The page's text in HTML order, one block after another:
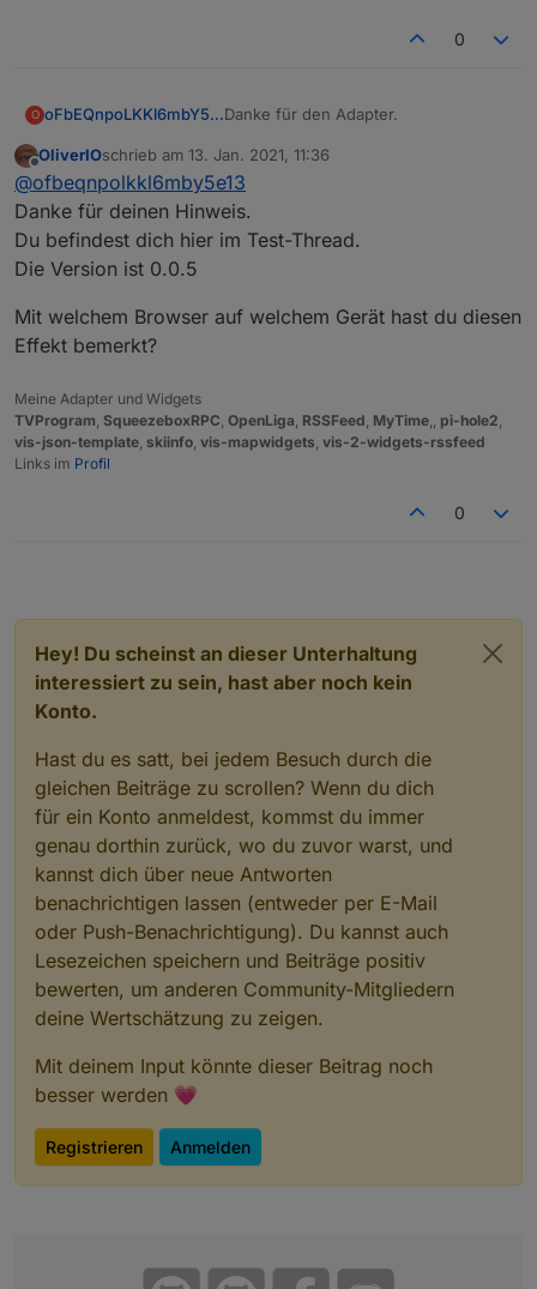
0
O oFbEQnpoLKKl6mbY5e13Danke für den Adapter.
Warum ist alles transparent? Die
Schrift läuft zum Beispiel unter den
Senderlogos durch.
Offline
OliverIOschrieb am 13. Jan. 2021, 11:36
zuletzt editiert von
@ofbeqnpolkkl6mby5e13
Danke für deinen Hinweis.
Du befindest dich hier im Test-Thread.
Die Version ist 0.0.5
Mit welchem Browser auf welchem Gerät hast du diesen
Effekt bemerkt?
Meine Adapter und Widgets
TVProgram SqueezeboxRPC OpenLiga RSSFeed MyTime pi-hole2
vis-json-template skiinfo vis-mapwidgets vis-2-widgets-rssfeed
Links im Profil
0
Hey! Du scheinst an dieser Unterhaltung
interessiert zu sein, hast aber noch kein
Konto.
Hast du es satt, bei jedem Besuch durch die
gleichen Beiträge zu scrollen? Wenn du dich
für ein Konto anmeldest, kommst du immer
genau dorthin zurück, wo du zuvor warst, und
kannst dich über neue Antworten
benachrichtigen lassen (entweder per E-Mail
oder Push-Benachrichtigung). Du kannst auch
Lesezeichen speichern und Beiträge positiv
bewerten, um anderen Community-Mitgliedern
deine Wertschätzung zu zeigen.
Mit deinem Input könnte dieser Beitrag noch
besser werden 💗
Registrieren Anmelden